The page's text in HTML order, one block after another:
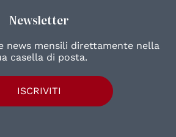
Newsletter
news mensili direttamente nella
casella di posta.
ISCRIVITI